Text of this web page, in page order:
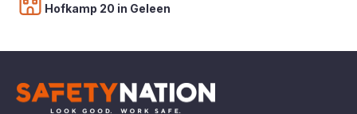
Hofkamp 20 in Geleen